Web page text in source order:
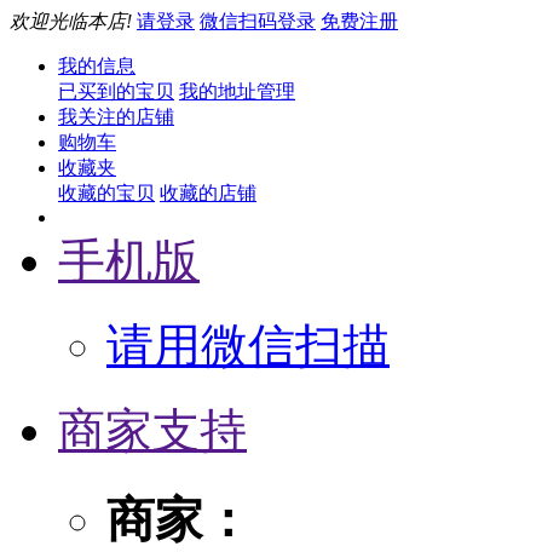
欢迎光临本店! 请登录 微信扫码登录 免费注册
我的信息
已买到的宝贝 我的地址管理
我关注的店铺
购物车
收藏夹
收藏的宝贝 收藏的店铺
手机版
请用微信扫描
商家支持
商家：